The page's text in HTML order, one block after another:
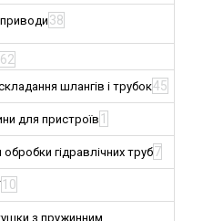
38
шлангів і трубок45
для пристроїв 1
гідравлічних труб7
10
з пружинним